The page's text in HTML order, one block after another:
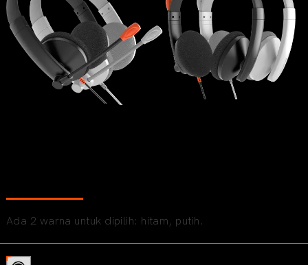
Ada 2 warna untuk dipilih: hitam, putih.